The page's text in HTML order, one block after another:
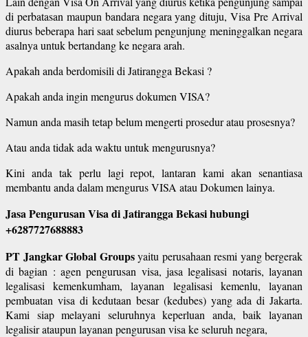
di perbatasan maupun bandara negara yang dituju, Visa Pre Arrival
diurus beberapa hari saat sebelum pengunjung meninggalkan negara
asalnya untuk bertandang ke negara arah.
Apakah anda berdomisili di Jatirangga Bekasi ?
Apakah anda ingin mengurus dokumen VISA?
Namun anda masih tetap belum mengerti prosedur atau prosesnya?
Atau anda tidak ada waktu untuk mengurusnya?
Kini anda tak perlu lagi repot, lantaran kami akan senantiasa
membantu anda dalam mengurus VISA atau Dokumen lainya.
Jasa Pengurusan Visa di Jatirangga Bekasi hubungi
+6287727688883
PT Jangkar Global Groupsyaitu perusahaan resmi yang bergerak
di bagian : agen pengurusan visa, jasa legalisasi notaris, layanan
legalisasi kemenkumham, layanan legalisasi kemenlu, layanan
pembuatan visa di kedutaan besar (kedubes) yang ada di Jakarta.
Kami siap melayani seluruhnya keperluan anda, baik layanan
legalisir ataupun layanan pengurusan visa ke seluruh negara,